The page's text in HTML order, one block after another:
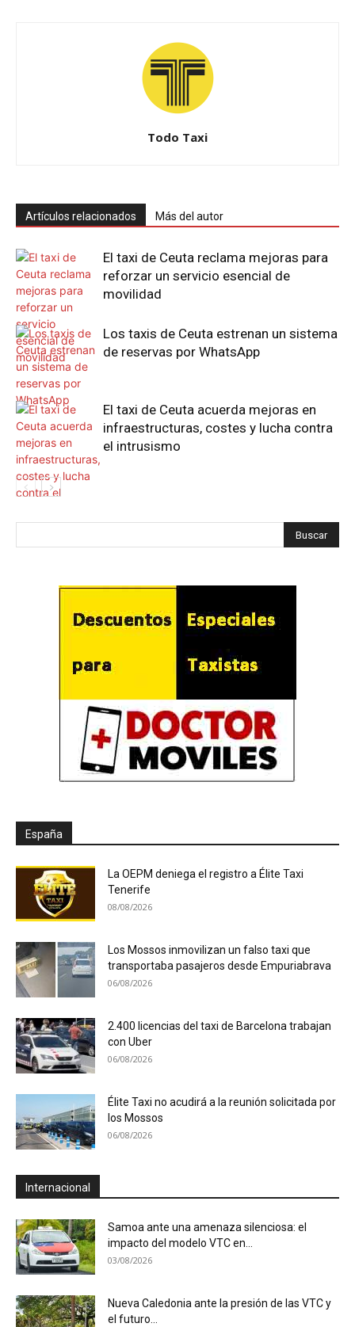
Todo Taxi
Artículos relacionados Más del autor
El taxi de Ceuta reclama mejoras para
reforzar un servicio esencial de
movilidad
Los taxis de Ceuta estrenan un sistema
de reservas por WhatsApp
El taxi de Ceuta acuerda mejoras en
infraestructuras, costes y lucha contra
el intrusismo
España
La OEPM deniega el registro a Élite Taxi
Tenerife
08/08/2026
Los Mossos inmovilizan un falso taxi que
transportaba pasajeros desde Empuriabrava
06/08/2026
2.400 licencias del taxi de Barcelona trabajan
con Uber
06/08/2026
Élite Taxi no acudirá a la reunión solicitada por
los Mossos
06/08/2026
Internacional
Samoa ante una amenaza silenciosa: el
impacto del modelo VTC en...
03/08/2026
Nueva Caledonia ante la presión de las VTC y
el futuro...